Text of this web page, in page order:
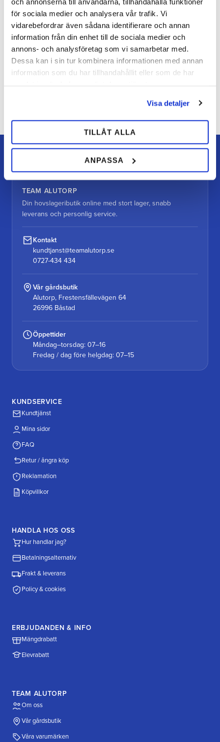
för sociala medier och analysera vår trafik. Vi
vidarebefordrar även sådana identifierare och annan
information från din enhet till de sociala medier och
annons- och analysföretag som vi samarbetar med.
Dessa kan i sin tur kombinera informationen med annan
information som du har tillhandahållit eller som de har
Visa detaljer
TILLÅT ALLA
ANPASSA
Du
TEAM ALUTORP
Din hovslageributik online med stort lager, snabb
leverans och personlig service.
Kontakt
kundtjanst@teamalutorp.se
0727-434 434
Vår gårdsbutik
Alutorp, Frestensfällevägen 64
26996 Båstad
Öppettider
Måndag–torsdag: 07–16
Fredag / dag före helgdag: 07–15
KUNDSERVICE
Kundtjänst
Mina sidor
FAQ
Retur / ångra köp
Reklamation
Köpvillkor
HANDLA HOS OSS
Hur handlar jag?
Betalningsalternativ
Frakt & leverans
Policy & cookies
ERBJUDANDEN & INFO
Mängdrabatt
Elevrabatt
TEAM ALUTORP
Om oss
Vår gårdsbutik
Våra varumärken